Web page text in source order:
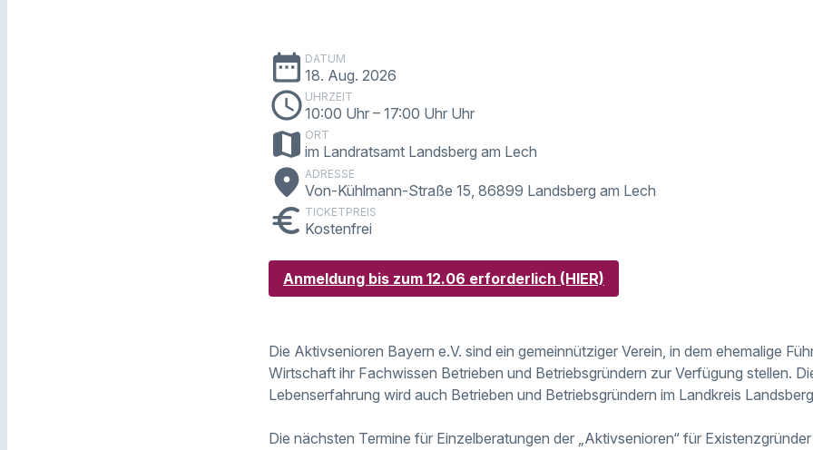
date_range DATUM
18. Aug. 2026
schedule UHRZEIT
10:00 Uhr – 17:00 Uhr Uhr
map ORT
im Landratsamt Landsberg am Lech
place ADRESSE
Von-Kühlmann-Straße 15, 86899 Landsberg am Lech
euro TICKETPREIS
Kostenfrei
Anmeldung bis zum 12.06 erforderlich (HIER)
Die Aktivsenioren Bayern e.V. sind ein gemeinnütziger Verein, in dem ehemalige
Wirtschaft ihr Fachwissen Betrieben und Betriebsgründern zur Verfügung stellen.
Lebenserfahrung wird auch Betrieben und Betriebsgründern im Landkreis
Die nächsten Termine für Einzelberatungen der „Aktivsenioren“ für